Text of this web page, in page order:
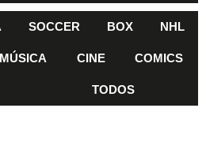
SOCCER BOX NHL
MÚSICA CINE COMICS
TODOS